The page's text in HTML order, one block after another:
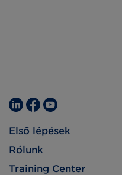
Első lépések
Rólunk
Training Center